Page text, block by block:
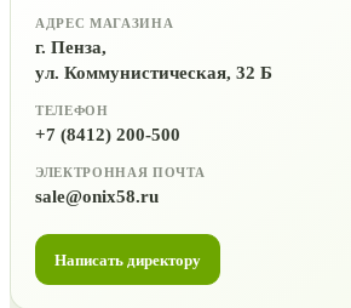
АДРЕС МАГАЗИНА
г. Пенза,
ул. Коммунистическая, 32 Б
ТЕЛЕФОН
+7 (8412) 200-500
ЭЛЕКТРОННАЯ ПОЧТА
sale@onix58.ru
Написать директору